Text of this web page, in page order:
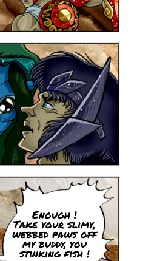
Enough !
Take your slimy,
webbed paws off
my buddy, you
stinking fish !